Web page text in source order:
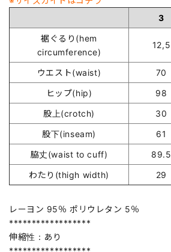
3
裾ぐるり(hem
circumference)
12,5
ウエスト(waist) 70
ヒップ(hip)
98
股上(crotch)
30
股下(inseam)
61
脇丈(waist to cuff)
89.5
わたり(thigh width)
29
レーヨン 95％ ポリウレタン 5％
******************
伸縮性：あり